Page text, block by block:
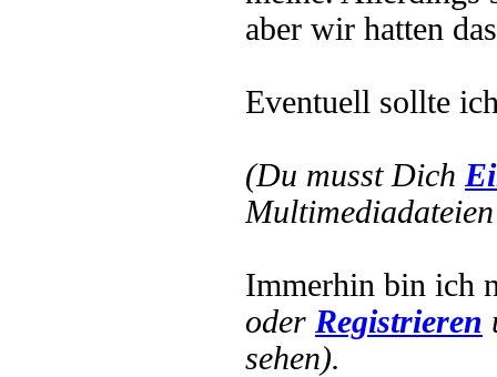
aber wir hatten
Eventuell sollte
(Du musst Dich
Immerhin bin ich
oder Registrieren
sehen).